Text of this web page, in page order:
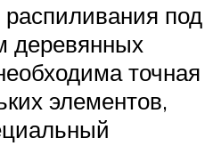
под
деревянных
точная
элементов,